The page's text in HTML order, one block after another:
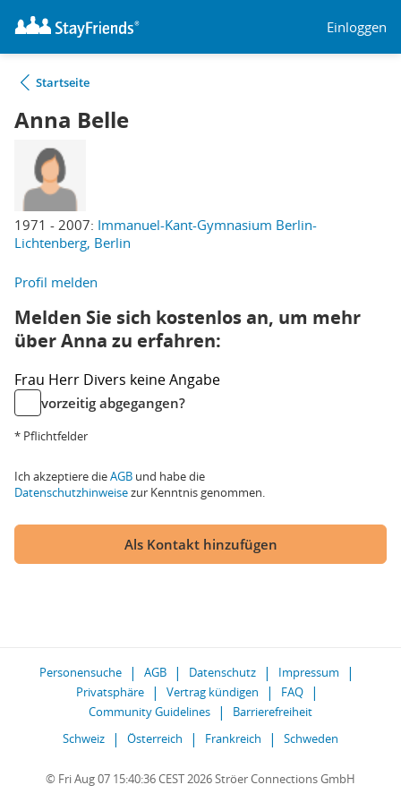
Einloggen
Startseite
Anna Belle
1971 - 2007: Immanuel-Kant-Gymnasium Berlin-
Lichtenberg, Berlin
Profil melden
Melden Sie sich kostenlos an, um mehr
über Anna zu erfahren:
Frau Herr Divers keine Angabe
vorzeitig abgegangen?
* Pflichtfelder
Ich akzeptiere dieAGB und habe die
Datenschutzhinweisezur Kenntnis genommen.
Als Kontakt hinzufügen
Personensuche AGB Datenschutz
Impressum
Privatsphäre
Vertrag kündigen
FAQ
Community Guidelines
Barrierefreiheit
Schweiz
Österreich Frankreich Schweden
© Fri Aug 07 15:40:36 CEST 2026 Ströer Connections GmbH